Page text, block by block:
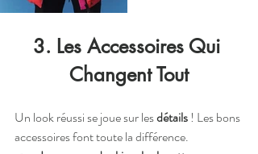
3. Les Accessoires Qui
Changent Tout
Un look réussi se joue sur les détails ! Les bons
accessoires font toute la différence.